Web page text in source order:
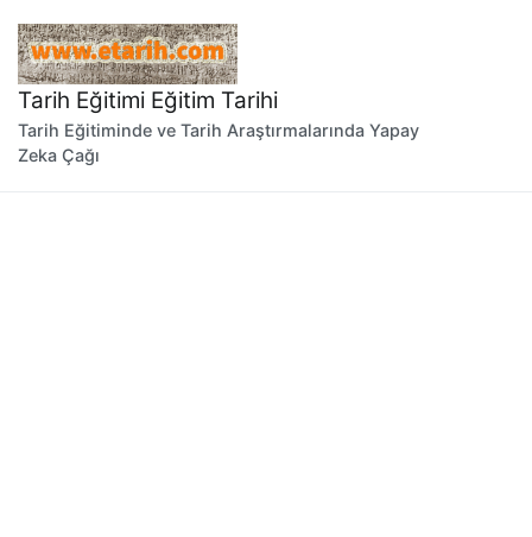
geç
Tarih Eğitimi Eğitim Tarihi
Tarih Eğitiminde ve Tarih Araştırmalarında Yapay
Zeka Çağı